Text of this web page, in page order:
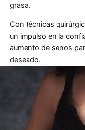
grasa.
Con técnicas
un impulso en la
aumento de senos
deseado.